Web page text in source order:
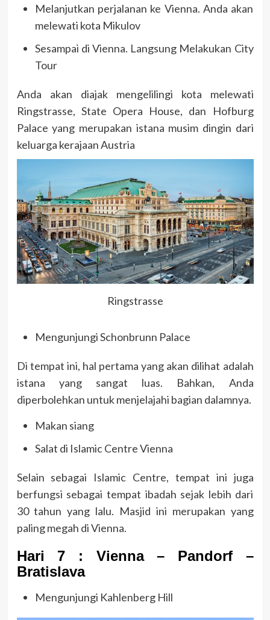
Melanjutkan perjalanan ke Vienna. Anda akan
melewati kota Mikulov
Sesampai di Vienna. Langsung Melakukan City
Tour
Anda akan diajak mengelilingi kota melewati
Ringstrasse, State Opera House, dan Hofburg
Palace yang merupakan istana musim dingin dari
keluarga kerajaan Austria
Ringstrasse
Mengunjungi Schonbrunn Palace
Di tempat ini, hal pertama yang akan dilihat adalah
istana yang sangat luas. Bahkan, Anda
diperbolehkan untuk menjelajahi bagian dalamnya.
Makan siang
Salat di Islamic Centre Vienna
Selain sebagai Islamic Centre, tempat ini juga
berfungsi sebagai tempat ibadah sejak lebih dari
30 tahun yang lalu. Masjid ini merupakan yang
paling megah di Vienna.
Hari 7 : Vienna – Pandorf –
Bratislava
Mengunjungi Kahlenberg Hill